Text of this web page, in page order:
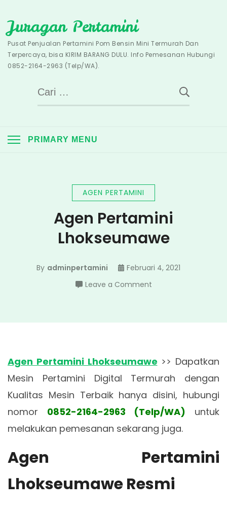
to
content
Juragan Pertamini
Pusat Penjualan Pertamini Pom Bensin Mini Termurah Dan
Terpercaya, bisa KIRIM BARANG DULU. Info Pemesanan Hubungi
0852-2164-2963 (Telp/WA).
Cari
untuk:
PRIMARY MENU
AGEN PERTAMINI
Agen Pertamini
Lhokseumawe
By adminpertamini
Februari 4, 2021
Leave a Commenton
Lhokseumawe
Agen Pertamini Lhokseumawe >> Dapatkan
Mesin Pertamini Digital Termurah dengan
Kualitas Mesin Terbaik hanya disini, hubungi
nomor 0852-2164-2963 (Telp/WA) untuk
melakukan pemesanan sekarang juga.
Agen Pertamini
Lhokseumawe Resmi